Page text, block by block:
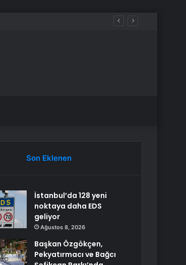
Son Eklenen
İstanbul’da 128 yeni
noktaya daha EDS
geliyor
Ağustos 8, 2026
Başkan Özgökçen,
Pekyatırmacı ve Bağcı